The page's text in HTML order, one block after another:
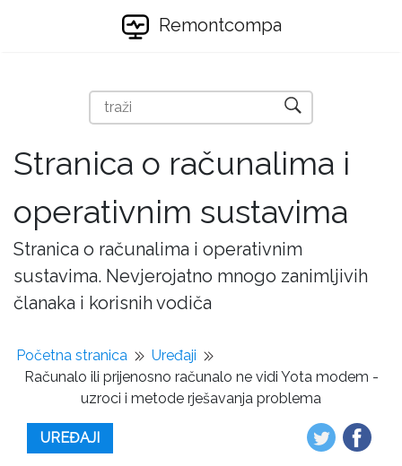
Remontcompa
Stranica o računalima i
operativnim sustavima
Stranica o računalima i operativnim
sustavima. Nevjerojatno mnogo zanimljivih
članaka i korisnih vodiča
Početna stranica
Uređaji
Računalo ili prijenosno računalo ne vidi Yota modem -
uzroci i metode rješavanja problema
UREĐAJI